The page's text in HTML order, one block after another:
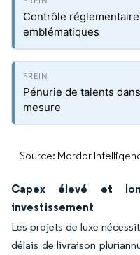
Contrôle
emblématiques
Pénurie de talents
mesure
Source: Mordor
Capex élevé et
investissement
Les projets de luxe
délais de livraison